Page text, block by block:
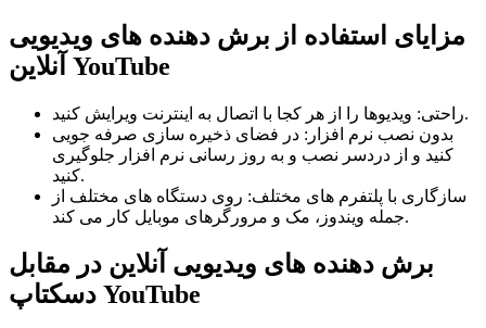
مزایای استفاده از برش دهنده های ویدیویی
آنلاین YouTube
راحتی: ویدیوها را از هر کجا با اتصال به اینترنت ویرایش کنید.
بدون نصب نرم افزار: در فضای ذخیره سازی صرفه جویی
کنید و از دردسر نصب و به روز رسانی نرم افزار جلوگیری
کنید.
سازگاری با پلتفرم های مختلف: روی دستگاه های مختلف از
جمله ویندوز، مک و مرورگرهای موبایل کار می کند.
برش دهنده های ویدیویی آنلاین در مقابل
دسکتاپ YouTube